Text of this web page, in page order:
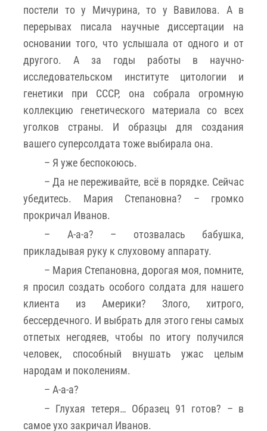
постели то у Мичурина, то у Вавилова. А в
перерывах писала научные диссертации на
основании того, что услышала от одного и от
другого. А за годы работы в научно-
исследовательском институте цитологии и
генетики при СССР, она собрала огромную
коллекцию генетического материала со всех
уголков страны. И образцы для создания
вашего суперсолдата тоже выбирала она.
– Я уже беспокоюсь.
– Да не переживайте, всё в порядке. Сейчас
убедитесь. Мария Степановна? – громко
прокричал Иванов.
– А-а-а? – отозвалась бабушка,
прикладывая руку к слуховому аппарату.
– Мария Степановна, дорогая моя, помните,
я просил создать особого солдата для нашего
клиента из Америки? Злого, хитрого,
бессердечного. И выбрать для этого гены самых
отпетых негодяев, чтобы по итогу получился
человек, способный внушать ужас целым
народам и поколениям.
– А-а-а?
– Глухая тетеря… Образец 91 готов? – в
самое ухо закричал Иванов.